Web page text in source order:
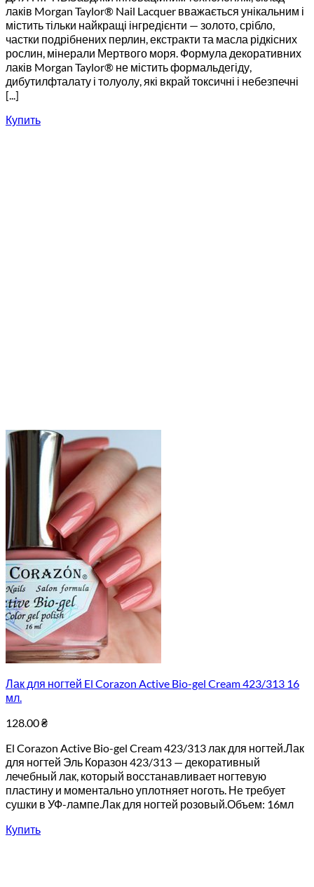
лаків Morgan Taylor® Nail Lacquer вважається унікальним і
містить тільки найкращі інгредієнти — золото, срібло,
частки подрібнених перлин, екстракти та масла рідкісних
рослин, мінерали Мертвого моря. Формула декоративних
лаків Morgan Taylor® не містить формальдегіду,
дибутилфталату і толуолу, які вкрай токсичні і небезпечні
[...]
Купить
Лак для ногтей El Corazon Active Bio-gel Cream 423/313 16
мл.
128.00₴
El Corazon Active Bio-gel Cream 423/313 лак для ногтей.Лак
для ногтей Эль Коразон 423/313 — декоративный
лечебный лак, который восстанавливает ногтевую
пластину и моментально уплотняет ноготь. Не требует
сушки в УФ-лампе.Лак для ногтей розовый.Объем: 16мл
Купить